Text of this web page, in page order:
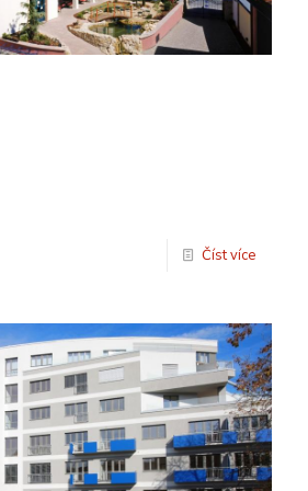
Číst více